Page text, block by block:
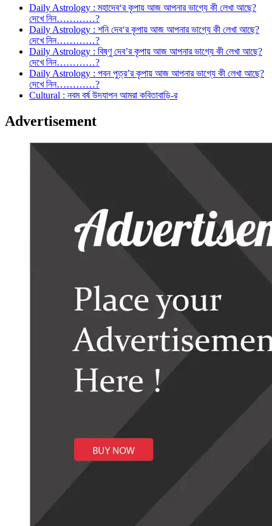
Daily Astrology : মহাদেব‘র কৃপায় আজ আপনার ভাগ্যে কী লেখা আছে?
দেখে নিন…………?
Daily Astrology : শনি দেব‘র কৃপায় আজ আপনার ভাগ্যে কী লেখা আছে?
দেখে নিন…………?
Daily Astrology : বিষ্ণু দেব’র কৃপায় আজ আপনার ভাগ্যে কী লেখা আছে?
দেখে নিন…………?
Daily Astrology : পবন পুত্র’র কৃপায় আজ আপনার ভাগ্যে কী লেখা আছে?
দেখে নিন…………?
Cultural : নবম বর্ষ উদযাপন আমরা কবিতাবাড়ি-র
Advertisement